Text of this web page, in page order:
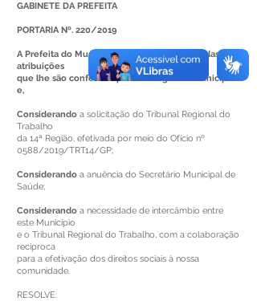
GABINETE DA PREFEITA
PORTARIA Nº. 220/2019
A Prefeita do Município de Brasiléia, no uso das
atribuições
que lhe são conferidas pela Lei Orgânica Municipal
e,
Considerando a solicitação do Tribunal Regional do
Trabalho
da 14ª Região, efetivada por meio do Ofício nº
0588/2019/TRT14/GP;
Considerando a anuência do Secretário Municipal de
Saúde;
Considerando a necessidade de intercâmbio entre
este Município
e o Tribunal Regional do Trabalho, com a colaboração
recíproca
para a efetivação dos direitos sociais à nossa
comunidade.
RESOLVE: